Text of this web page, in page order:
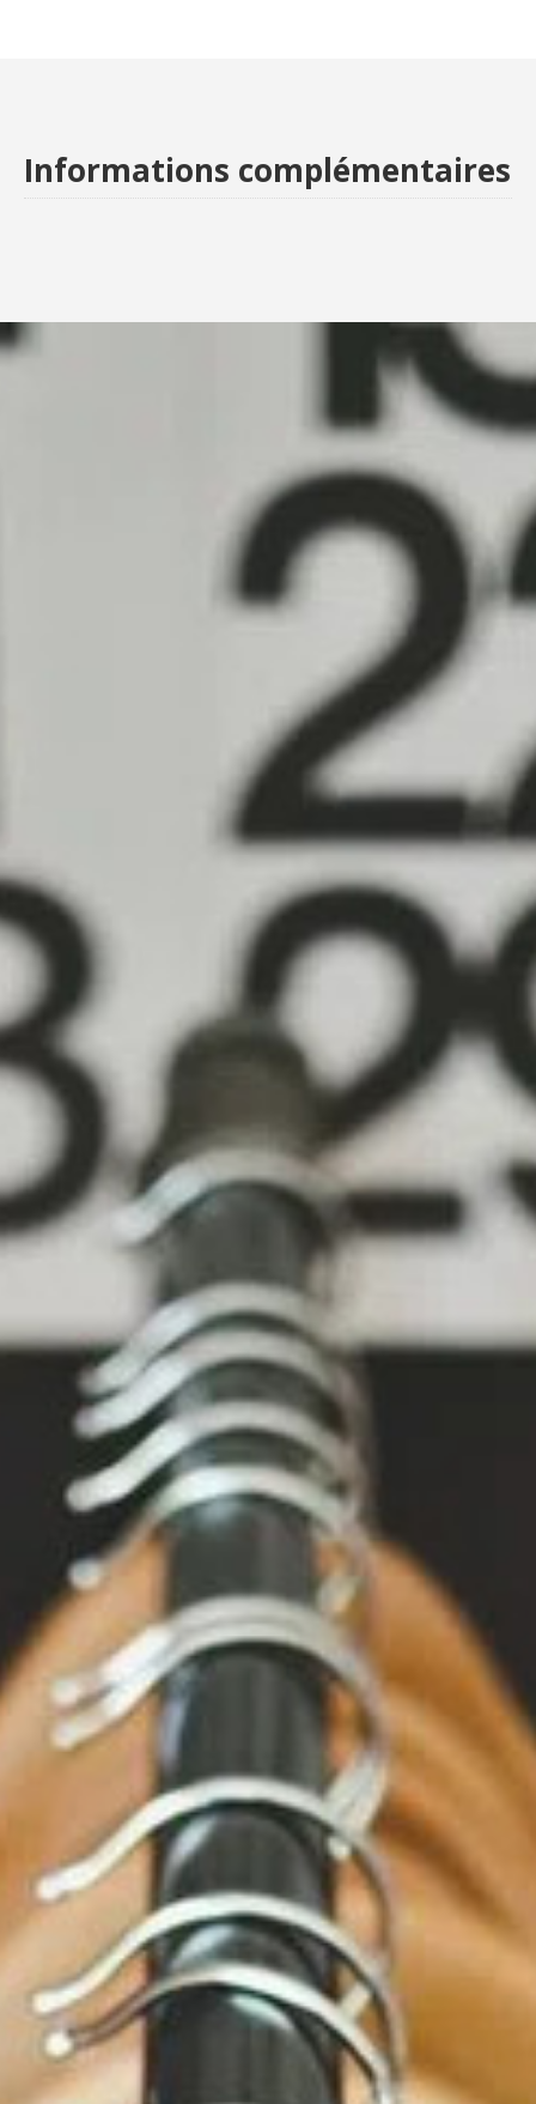
Informations complémentaires